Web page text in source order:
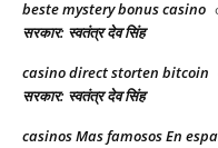
beste mystery bonus casino
सरकार: स्वतंत्र देव सिंह
casino direct storten bitcoin
सरकार: स्वतंत्र देव सिंह
casinos Mas famosos En